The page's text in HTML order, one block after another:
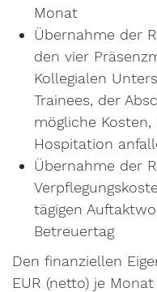
Monat
Übernahme der
den vier
Kollegialen
Trainees, der
mögliche
Hospitation
Übernahme der
tägigen
Betreuertag
Den finanziellen
EUR (netto) je